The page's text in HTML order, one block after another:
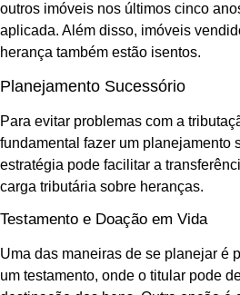
outros imóveis nos últimos cinco
aplicada. Além disso, imóveis
herança também estão isentos.
Planejamento Sucessório
Para evitar problemas com a
fundamental fazer um planejamento
estratégia pode facilitar a
carga tributária sobre heranças.
Testamento e Doação em Vida
Uma das maneiras de se planejar é
um testamento, onde o titular pode